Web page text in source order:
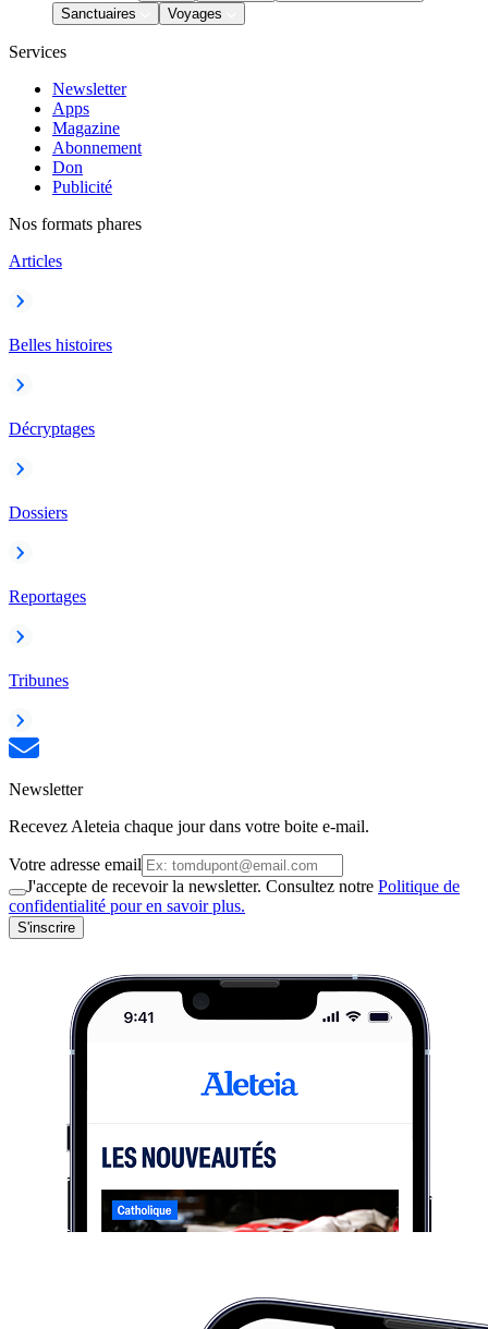
Sanctuaires
Voyages
Services
Newsletter
Apps
Magazine
Abonnement
Don
Publicité
Nos formats phares
Articles
Belles histoires
Décryptages
Dossiers
Reportages
Tribunes
Newsletter
Recevez Aleteia chaque jour dans votre boite e-mail.
Votre adresse email
J'accepte de recevoir la newsletter. Consultez notre Politique de
confidentialité pour en savoir plus.
S'inscrire